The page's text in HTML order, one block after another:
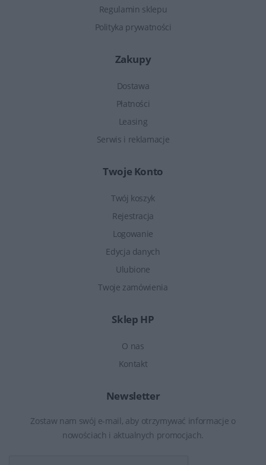
Regulamin sklepu
Polityka prywatności
Zakupy
Dostawa
Płatności
Leasing
Serwis i reklamacje
Twoje Konto
Twój koszyk
Rejestracja
Logowanie
Edycja danych
Ulubione
Twoje zamówienia
Sklep HP
O nas
Kontakt
Newsletter
Zostaw nam swój e-mail, aby otrzymywać informacje o
nowościach i aktualnych promocjach.